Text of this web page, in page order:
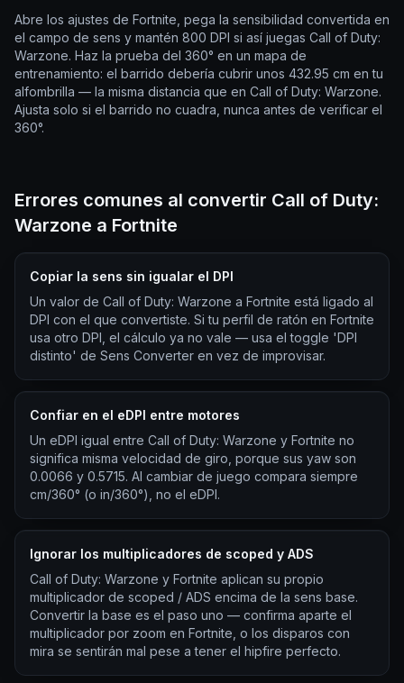
Abre los ajustes de Fortnite, pega la sensibilidad convertida en
el campo de sens y mantén 800 DPI si así juegas Call of Duty:
Warzone. Haz la prueba del 360° en un mapa de
entrenamiento: el barrido debería cubrir unos 432.95 cm en tu
alfombrilla — la misma distancia que en Call of Duty: Warzone.
Ajusta solo si el barrido no cuadra, nunca antes de verificar el
360°.
Errores comunes al convertir Call of Duty:
Warzone a Fortnite
Copiar la sens sin igualar el DPI
Un valor de Call of Duty: Warzone a Fortnite está ligado al
DPI con el que convertiste. Si tu perfil de ratón en Fortnite
usa otro DPI, el cálculo ya no vale — usa el toggle 'DPI
distinto' de Sens Converter en vez de improvisar.
Confiar en el eDPI entre motores
Un eDPI igual entre Call of Duty: Warzone y Fortnite no
significa misma velocidad de giro, porque sus yaw son
0.0066 y 0.5715. Al cambiar de juego compara siempre
cm/360° (o in/360°), no el eDPI.
Ignorar los multiplicadores de scoped y ADS
Call of Duty: Warzone y Fortnite aplican su propio
multiplicador de scoped / ADS encima de la sens base.
Convertir la base es el paso uno — confirma aparte el
multiplicador por zoom en Fortnite, o los disparos con
mira se sentirán mal pese a tener el hipfire perfecto.